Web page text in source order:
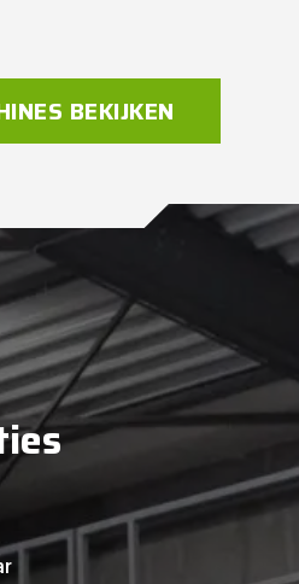
BEKIJKEN